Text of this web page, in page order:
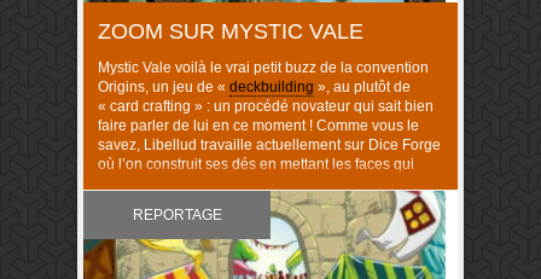
ZOOM SUR MYSTIC VALE
Mystic Vale voilà le vrai petit buzz de la convention
Origins, un jeu de « deckbuilding », au plutôt de
« card crafting » : un procédé novateur qui sait bien
faire parler de lui en ce moment ! Comme vous le
savez, Libellud travaille actuellement sur Dice Forge
où l’on construit ses dés en mettant les faces qui
REPORTAGE